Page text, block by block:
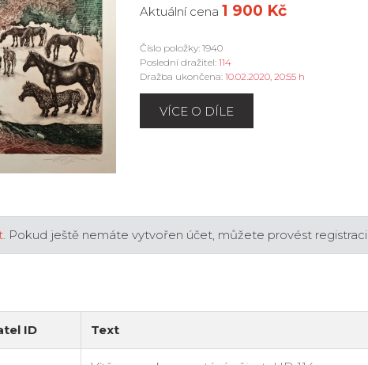
Aktuální cena 1 900 Kč
Číslo položky: 1940
Poslední dražitel: 114
Dražba ukončena: 10.02.2020, 20:55 h
VÍCE O DÍLE
. Pokud ještě nemáte vytvořen účet, můžete provést registraci